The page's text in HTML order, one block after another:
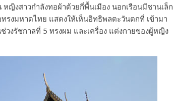
งสาวกำลังทอผ้าด้วยกี่พื้นเมือง นอกเรือนมีชานเล็ก
รงมหาดไทย แสดงให้เห็นอิทธิพลตะวันตกที่ เข้ามา
วงรัชกาลที่ 5 ทรงผม และเครื่อง แต่งกายของผู้หญิง